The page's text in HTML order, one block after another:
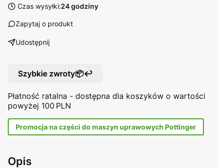
Czas wysyłki:24 godziny
Zapytaj o produkt
Udostępnij
Szybkie zwroty📦↩️
Płatność ratalna - dostępna dla koszyków o wartości
powyżej 100 PLN
Promocja na części do maszyn uprawowych Pottinger
Opis